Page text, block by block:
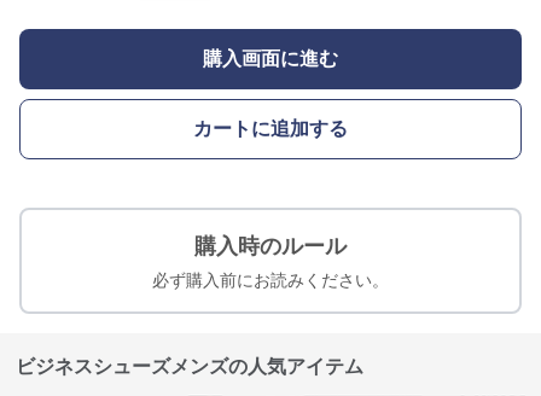
購入画面に進む
カートに追加する
購入時のルール
必ず購入前にお読みください。
ビジネスシューズメンズの人気アイテム